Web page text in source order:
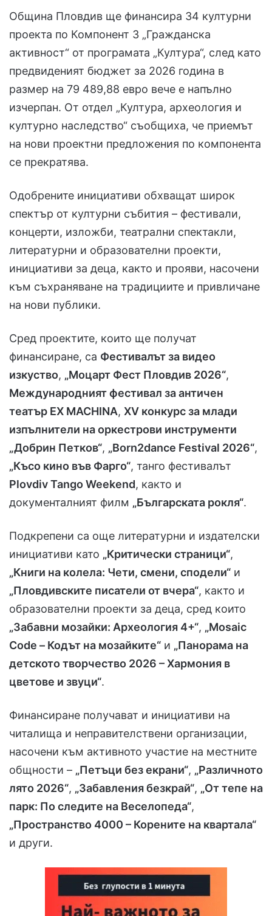
Община Пловдив ще финансира 34 културни
проекта по Компонент 3 „Гражданска
активност“ от програмата „Култура“, след като
предвиденият бюджет за 2026 година в
размер на 79 489,88 евро вече е напълно
изчерпан. От отдел „Култура, археология и
културно наследство“ съобщиха, че приемът
на нови проектни предложения по компонента
се прекратява.
Одобрените инициативи обхващат широк
спектър от културни събития – фестивали,
концерти, изложби, театрални спектакли,
литературни и образователни проекти,
инициативи за деца, както и прояви, насочени
към съхраняване на традициите и привличане
на нови публики.
Сред проектите, които ще получат
финансиране, са Фестивалът за видео
изкуство, „Моцарт Фест Пловдив 2026“,
Международният фестивал за античен
театър EX MACHINA, XV конкурс за млади
изпълнители на оркестрови инструменти
„Добрин Петков“, „Born2dance Festival 2026“,
„Късо кино във Фарго“, танго фестивалът
Plovdiv Tango Weekend, както и
документалният филм „Българската рокля“.
Подкрепени са още литературни и издателски
инициативи като „Критически страници“,
„Книги на колела: Чети, смени, сподели“ и
„Пловдивските писатели от вчера“, както и
образователни проекти за деца, сред които
„Забавни мозайки: Археология 4+“, „Mosaic
Code – Кодът на мозайките“ и „Панорама на
детското творчество 2026 – Хармония в
цветове и звуци“.
Финансиране получават и инициативи на
читалища и неправителствени организации,
насочени към активното участие на местните
общности – „Петъци без екрани“, „Различното
лято 2026“, „Забавления безкрай“, „От тепе на
парк: По следите на Веселопеда“,
„Пространство 4000 – Корените на квартала“
и други.